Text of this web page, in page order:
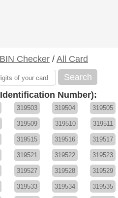
Checker / All Card
Search
Number):
319503 319504 319505
319509 319510 319511
319515 319516 319517
319521 319522 319523
319527 319528 319529
319533 319534 319535